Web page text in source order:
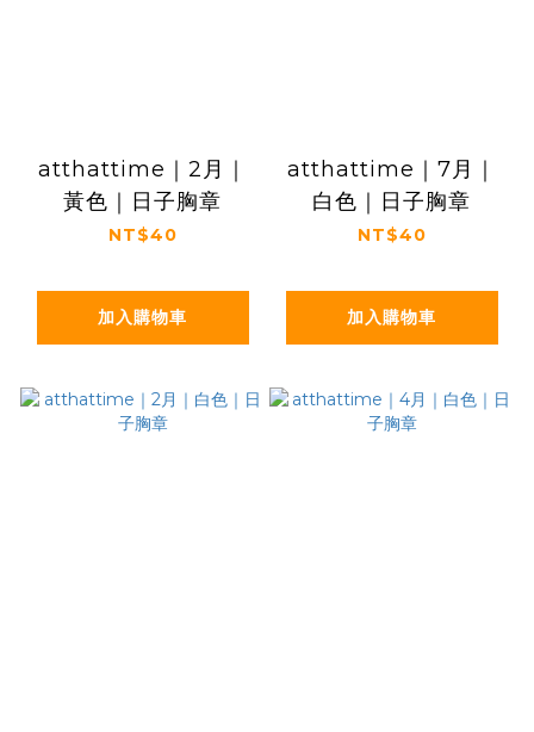
atthattime｜2月｜
黃色｜日子胸章
NT$40
加入購物車
atthattime｜7月｜
白色｜日子胸章
NT$40
加入購物車